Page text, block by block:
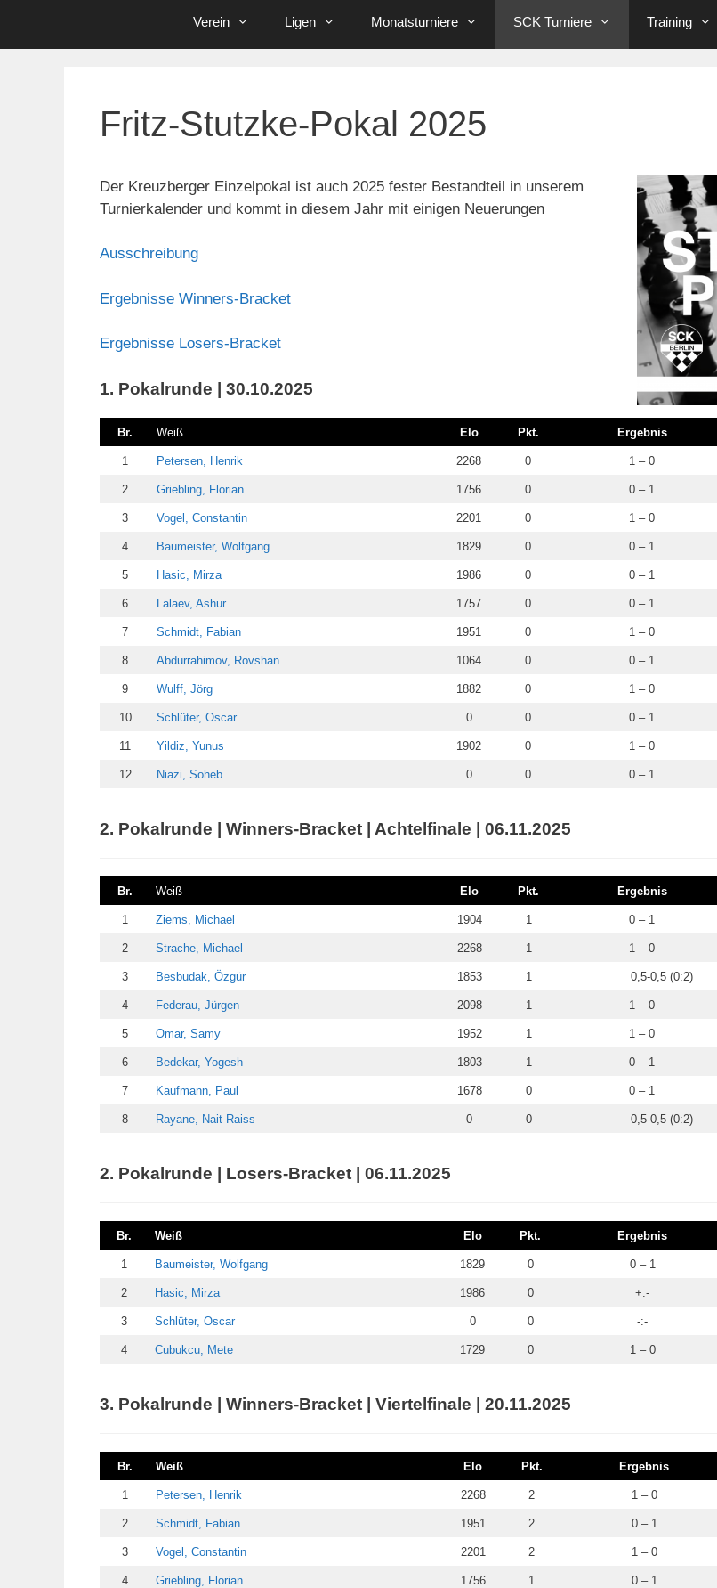
Verein Ligen Monatsturniere SCK Turniere Training
Fritz-Stutzke-Pokal 2025
Der Kreuzberger Einzelpokal ist auch 2025 fester Bestandteil in unserem
Turnierkalender und kommt in diesem Jahr mit einigen Neuerungen
Ausschreibung
Ergebnisse Winners-Bracket
Ergebnisse Losers-Bracket
1. Pokalrunde | 30.10.2025
Br. Weiß Elo Pkt. Ergebnis
1 Petersen, Henrik 2268 0 1 – 0
2 Griebling, Florian 1756 0 0 – 1
3 Vogel, Constantin 2201 0 1 – 0
4 Baumeister, Wolfgang 1829 0 0 – 1
5 Hasic, Mirza 1986 0 0 – 1
6 Lalaev, Ashur 1757 0 0 – 1
7 Schmidt, Fabian 1951 0 1 – 0
8 Abdurrahimov, Rovshan 1064 0 0 – 1
9 Wulff, Jörg 1882 0 1 – 0
10 Schlüter, Oscar 0 0 0 – 1
11 Yildiz, Yunus 1902 0 1 – 0
12 Niazi, Soheb 0 0 0 – 1
2. Pokalrunde | Winners-Bracket | Achtelfinale | 06.11.2025
Br. Weiß Elo Pkt. Ergebnis
1 Ziems, Michael 1904 1 0 – 1
2 Strache, Michael 2268 1 1 – 0
3 Besbudak, Özgür 1853 1 0,5-0,5 (0:2)
4 Federau, Jürgen 2098 1 1 – 0
5 Omar, Samy 1952 1 1 – 0
6 Bedekar, Yogesh 1803 1 0 – 1
7 Kaufmann, Paul 1678 0 0 – 1
8 Rayane, Nait Raiss 0 0 0,5-0,5 (0:2)
2. Pokalrunde | Losers-Bracket | 06.11.2025
Br. Weiß Elo Pkt. Ergebnis
1 Baumeister, Wolfgang 1829 0 0 – 1
2 Hasic, Mirza 1986 0 +:-
3 Schlüter, Oscar 0 0 -:-
4 Cubukcu, Mete 1729 0 1 – 0
3. Pokalrunde | Winners-Bracket | Viertelfinale | 20.11.2025
Br. Weiß Elo Pkt. Ergebnis
1 Petersen, Henrik 2268 2 1 – 0
2 Schmidt, Fabian 1951 2 0 – 1
3 Vogel, Constantin 2201 2 1 – 0
4 Griebling, Florian 1756 1 0 – 1